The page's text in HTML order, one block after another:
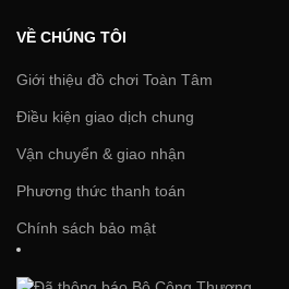
VỀ CHÚNG TÔI
Giới thiệu đồ chơi Toàn Tâm
Điều kiện giao dịch chung
Vận chuyển & giao nhận
Phương thức thanh toán
Chính sách bảo mật